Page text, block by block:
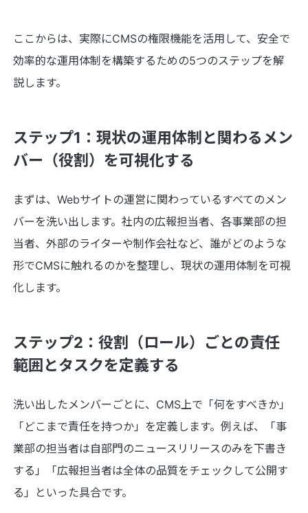
ここからは、実際にCMSの権限機能を活用して、安全で
効率的な運用体制を構築するための5つのステップを解
説します。
ステップ1：現状の運用体制と関わるメン
バー（役割）を可視化する
まずは、Webサイトの運営に関わっているすべてのメン
バーを洗い出します。社内の広報担当者、各事業部の担
当者、外部のライターや制作会社など、誰がどのような
形でCMSに触れるのかを整理し、現状の運用体制を可視
化します。
ステップ2：役割（ロール）ごとの責任
範囲とタスクを定義する
洗い出したメンバーごとに、CMS上で「何をすべきか」
「どこまで責任を持つか」を定義します。例えば、「事
業部の担当者は自部門のニュースリリースのみを下書き
する」「広報担当者は全体の品質をチェックして公開す
る」といった具合です。